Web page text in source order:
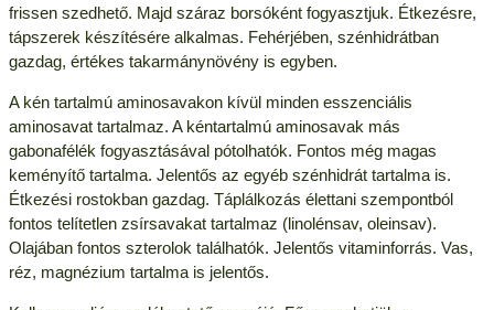
frissen szedhető. Majd száraz borsóként fogyasztjuk. Étkezésre,
tápszerek készítésére alkalmas. Fehérjében, szénhidrátban
gazdag, értékes takarmánynövény is egyben.
A kén tartalmú aminosavakon kívül minden esszenciális
aminosavat tartalmaz. A kéntartalmú aminosavak más
gabonafélék fogyasztásával pótolhatók. Fontos még magas
keményítő tartalma. Jelentős az egyéb szénhidrát tartalma is.
Étkezési rostokban gazdag. Táplálkozás élettani szempontból
fontos telítetlen zsírsavakat tartalmaz (linolénsav, oleinsav).
Olajában fontos szterolok találhatók. Jelentős vitaminforrás. Vas,
réz, magnézium tartalma is jelentős.